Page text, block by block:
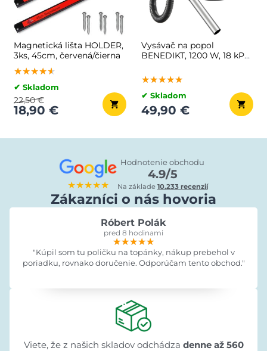
Magnetická lišta HOLDER,
3ks, 45cm, červená/čierna
★★★★★
★★★★★
★★★★★
✔ Skladom
18,90 €
22,50 €
Vysávač na popol
BENEDIKT, 1200 W, 18 kPa,
★★★★★
★★★★★
★★★★★
✔ Skladom
49,90 €
★★★★★
Hodnotenie obchodu
4.9/5
Na základe 10.233 recenzií
Zákazníci o nás hovoria
Róbert Polák
pred 8 hodinami
★★★★★
★★★★★
★★★★★
"Kúpil som tu poličku na topánky, nákup prebehol v
poriadku, rovnako doručenie. Odporúčam tento obchod."
Viete, že z našich skladov odchádza denne až 560